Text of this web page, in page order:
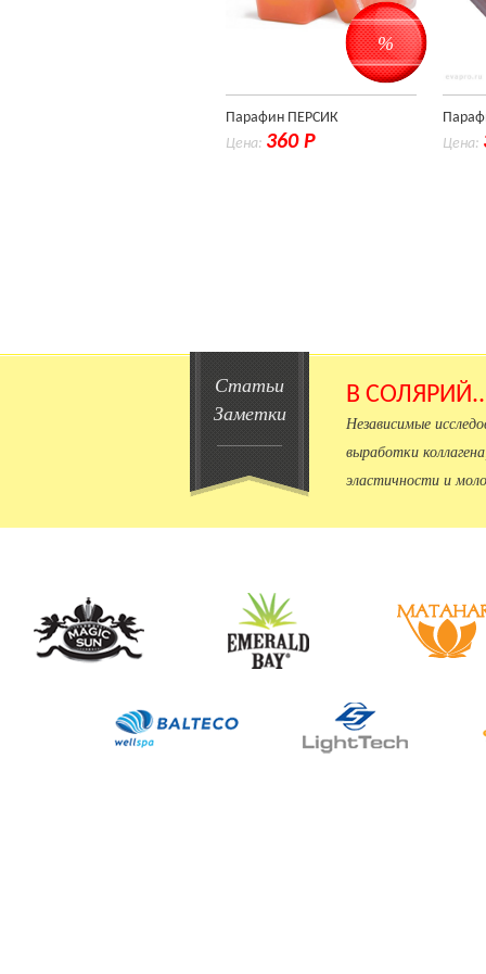
Парафин ПЕРСИК
Цена: 360 Р
%
Цена:
Статьи
Заметки
В
Независимые
выработки
эластичности и